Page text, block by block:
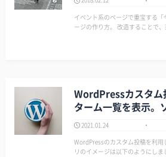
イベント系のページで重宝する
ージの作り方。 改造することで
WordPressカスタム
ターム一覧を表示
2021.01.24
WordPressのカスタム投稿を利
リのイメージは以下のようにしました。 ■関東エリア（